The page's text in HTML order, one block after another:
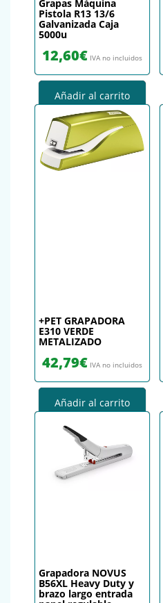
Grapas Máquina
Pistola R13 13/6
Galvanizada Caja
5000u
12,60€ IVA no incluidos
Añadir al carrito
+PET GRAPADORA
E310 VERDE
METALIZADO
42,79€ IVA no incluidos
Añadir al carrito
Grapadora NOVUS
B56XL Heavy Duty y
brazo largo entrada